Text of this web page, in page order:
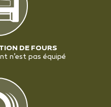
DE FOURS
n’est pas équipé